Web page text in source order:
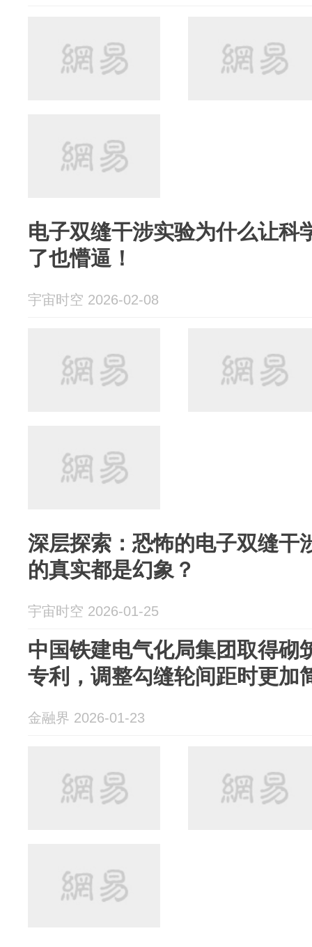
电子双缝干涉实验为什么让科
了也懵逼！
宇宙时空 2026-02-08
深层探索：恐怖的电子双缝干
的真实都是幻象？
宇宙时空 2026-01-25
中国铁建电气化局集团取得砌
专利，调整勾缝轮间距时更加
金融界 2026-01-23